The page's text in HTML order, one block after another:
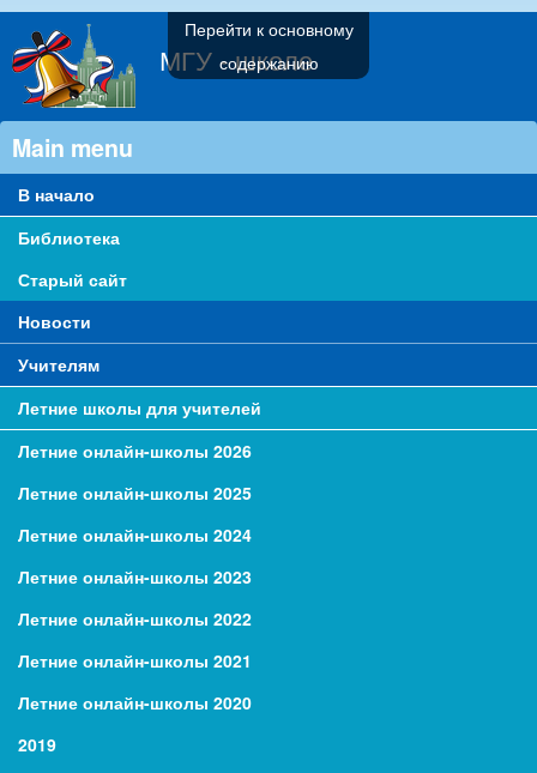
Перейти к основному
содержанию
МГУ - школе
Main menu
В начало
Библиотека
Старый сайт
Новости
Учителям
Летние школы для учителей
Летние онлайн-школы 2026
Летние онлайн-школы 2025
Летние онлайн-школы 2024
Летние онлайн-школы 2023
Летние онлайн-школы 2022
Летние онлайн-школы 2021
Летние онлайн-школы 2020
2019